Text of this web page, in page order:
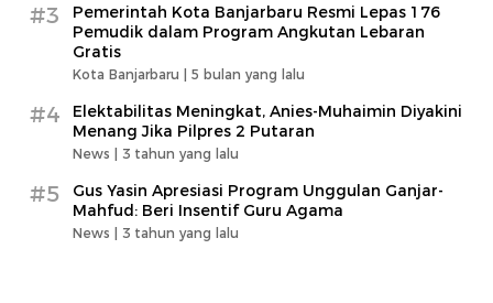
#3
Pemerintah Kota Banjarbaru Resmi Lepas 176
Pemudik dalam Program Angkutan Lebaran
Gratis
Kota Banjarbaru | 5 bulan yang lalu
#4
Elektabilitas Meningkat, Anies-Muhaimin Diyakini
Menang Jika Pilpres 2 Putaran
News | 3 tahun yang lalu
#5
Gus Yasin Apresiasi Program Unggulan Ganjar-
Mahfud: Beri Insentif Guru Agama
News | 3 tahun yang lalu